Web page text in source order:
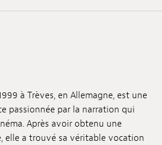
à Trèves, en Allemagne, est une
passionnée par la narration qui
Après avoir obtenu une
elle a trouvé sa véritable vocation